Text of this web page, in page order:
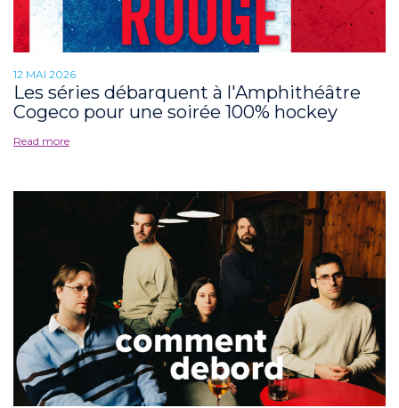
12 MAI 2026
Les séries débarquent à l'Amphithéâtre
Cogeco pour une soirée 100% hockey
Read more